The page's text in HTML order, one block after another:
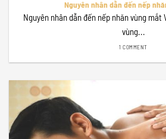
Nguyên nhân dẫn đến nếp
Nguyên nhân dẫn đến nếp nhăn vùng mắt
vùng...
1 COMMENT